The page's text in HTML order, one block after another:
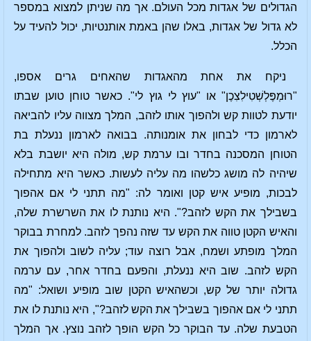
הגדולים של אגדות מכל העולם. אך מה שניתן למצוא במספר
לא גדול של אגדות, באלו שהן באמת אותנטיות, יכול להעיד על
הכלל.
ניקח את אחת מהאגדות שהאחים גרים אספו,
"רוּמְפֶּלְשְׁטִילִצִכֶן" או "עוץ לי גוץ לי". כאשר טוחן טוען שבתו
יודעת לטוות קש ולהפוך אותו לזהב, המלך מצווה עליו להביאה
לארמון כדי לבחון את אומנותה. בבואה לארמון ננעלת בת
הטוחן המסכנה בחדר ובו ערמת קש, מולה היא יושבת בלא
שיהיה לה מושג כלשהו מה עליה לעשות. כאשר היא מתחילה
לבכות, מופיע איש קטן ואומר לה: "מה תתני לי אם אהפוך
בשבילך את הקש לזהב?". היא נותנת לו את השרשרת שלה,
והאיש הקטן טווה את הקש עד שזה נהפך לזהב. למחרת בבוקר
המלך מופתע ושמח, אבל רוצה עוד; עליה לשוב ולהפוך את
הקש לזהב. שוב היא ננעלת, והפעם בחדר אחר, עם ערמה
גדולה יותר של קש, וכשהאיש הקטן שוב מופיע ושואל: "מה
תתני לי אם אהפוך בשבילך את הקש לזהב?", היא נותנת לו את
הטבעת שלה. עד הבוקר כל הקש הופך לזהב נוצץ. אך המלך